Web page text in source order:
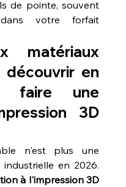
de pointe, souvent
votre forfait
matériaux
découvrir en
faire une
3D
n'est plus une
en 2026.
à l'impression 3D